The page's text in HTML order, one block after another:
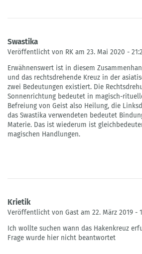
Swastika
Veröffentlicht von RK am 23. Mai 2020 -
Erwähnenswert ist in diesem
und das rechtsdrehende Kreuz in der
zwei Bedeutungen existiert. Die
Sonnenrichtung bedeutet in magisch-
Befreiung von Geist also Heilung, die
das Swastika verwendeten bedeutet
Materie. Das ist wiederum ist
magischen Handlungen.
Krietik
Veröffentlicht von Gast am 22. März 2019 -
Ich wollte suchen wann das Hakenkreuz
Frage wurde hier nicht beantwortet